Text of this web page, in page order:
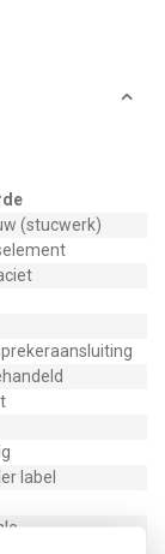
(stucwerk)
label